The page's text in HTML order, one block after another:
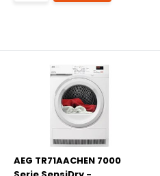
AEG TR71AACHEN 7000